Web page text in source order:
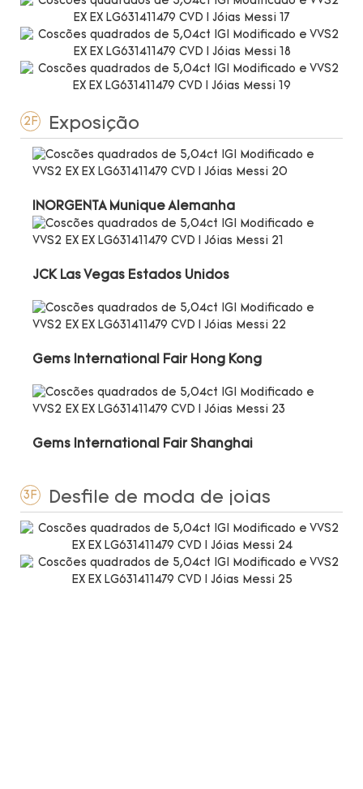
2F Exposição
INORGENTA Munique Alemanha
JCK Las Vegas Estados Unidos
Gems International Fair Hong Kong
Gems International Fair Shanghai
3F Desfile de moda de joias